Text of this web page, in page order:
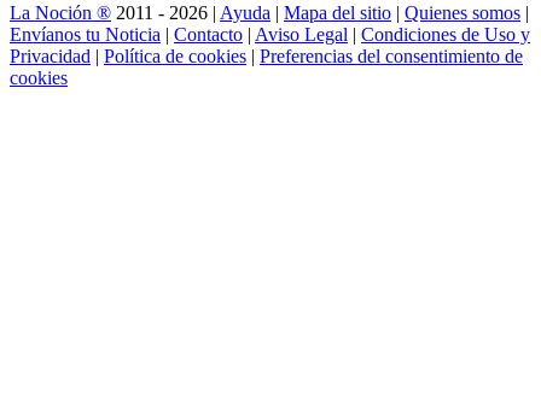
La Noción ® 2011 - 2026 | Ayuda | Mapa del sitio | Quienes somos |
Envíanos tu Noticia | Contacto | Aviso Legal | Condiciones de Uso y
Privacidad | Política de cookies | Preferencias del consentimiento de
cookies